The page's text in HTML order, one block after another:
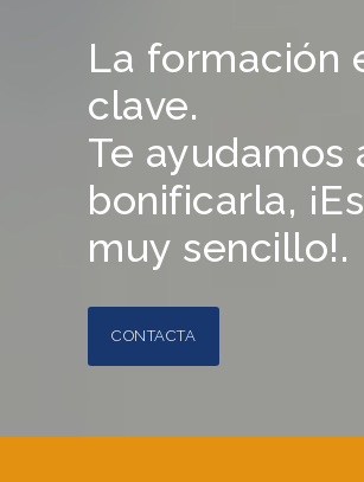
La formación
clave.
Te ayudamos
bonificarla, ¡Es
muy sencillo!.
CONTACTA